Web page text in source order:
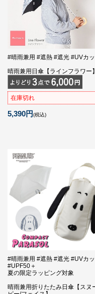
#晴雨兼用 #遮熱 #遮光 #UVカッ
晴雨兼用日傘【ラインフラワー】
在庫切れ
5,390円(税込)
#晴雨兼用 #遮熱 #遮光 #UVカッ
#UPF50＋
夏の限定ラッピング対象
晴雨兼用折りたたみ日傘【スヌ